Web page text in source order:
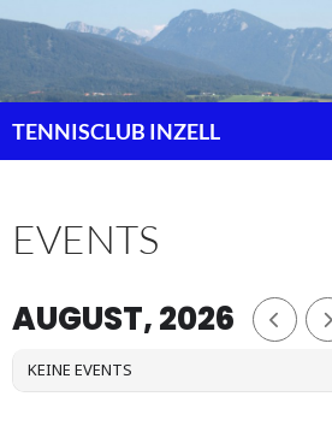
Zum
Inhalt
TENNISCLUB INZELL
EVENTS
AUGUST, 2026
KEINE EVENTS